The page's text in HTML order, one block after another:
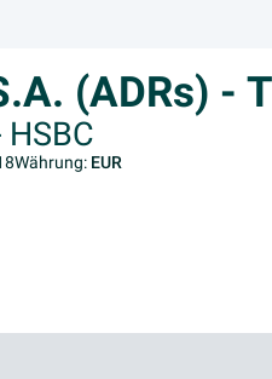
(ADRs) -
Währung: EUR